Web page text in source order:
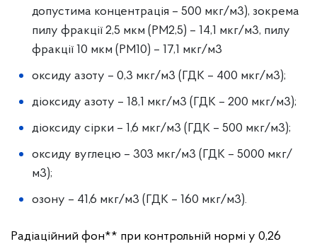
допустима концентрація – 500 мкг/м3), зокрема
пилу фракції 2,5 мкм (PM2,5) – 14,1 мкг/м3, пилу
фракції 10 мкм (PM10) – 17,1 мкг/м3
оксиду азоту – 0,3 мкг/м3 (ГДК – 400 мкг/м3);
діоксиду азоту – 18,1 мкг/м3 (ГДК – 200 мкг/м3);
діоксиду сірки – 1,6 мкг/м3 (ГДК – 500 мкг/м3);
оксиду вуглецю – 303 мкг/м3 (ГДК – 5000 мкг/
м3);
озону – 41,6 мкг/м3 (ГДК – 160 мкг/м3).
Радіаційний фон** при контрольній нормі у 0,26